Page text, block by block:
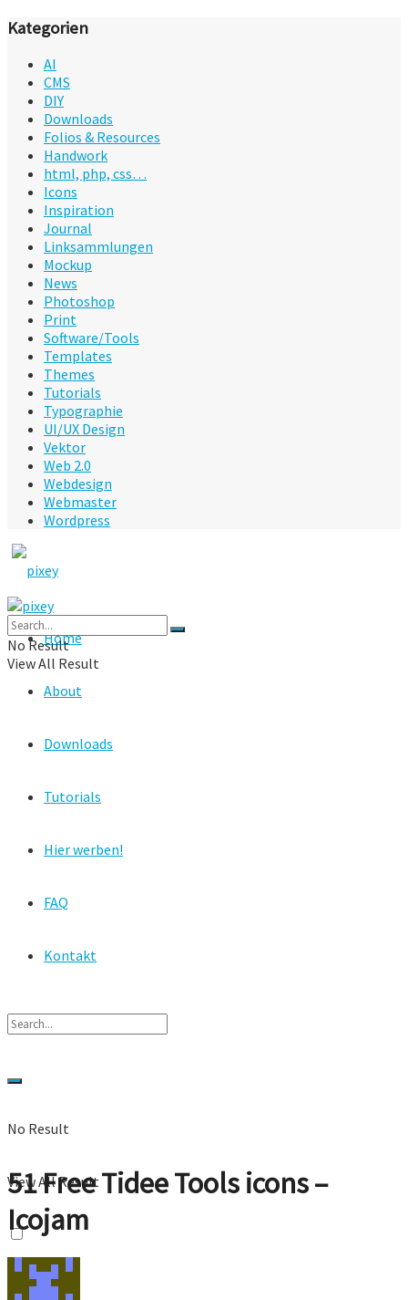
Kategorien
AI
CMS
DIY
Downloads
Folios & Resources
Handwork
html, php, css…
Icons
Inspiration
Journal
Linksammlungen
Mockup
News
Photoshop
Print
Software/Tools
Templates
Themes
Tutorials
Typographie
UI/UX Design
Vektor
Web 2.0
Webdesign
Webmaster
Wordpress
Home
About
Downloads
Tutorials
Hier werben!
FAQ
Kontakt
No Result
View All Result
No Result
View All Result
51 Free Tidee Tools icons –
Icojam